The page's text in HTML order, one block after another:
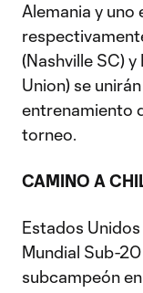
Alemania y uno
(Nashville SC)
Union) se
entrenamiento
torneo.
CAMINO A
Estados
Mundial Sub-
subcampeón